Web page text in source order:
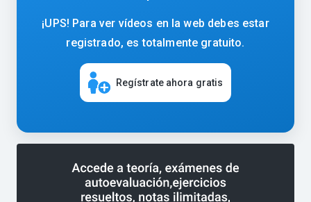
¡UPS! Para ver vídeos en la web debes estar
registrado, es totalmente gratuito.
Regístrate ahora gratis